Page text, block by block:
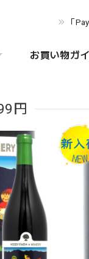
「
お買い物ガ
円